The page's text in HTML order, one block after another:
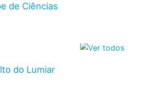
de Ciências
do Lumiar